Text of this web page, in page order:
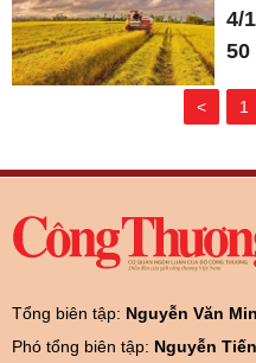
4/
< 1
Tổng biên tập: Nguyễn Văn
Phó tổng biên tập: Nguyễn